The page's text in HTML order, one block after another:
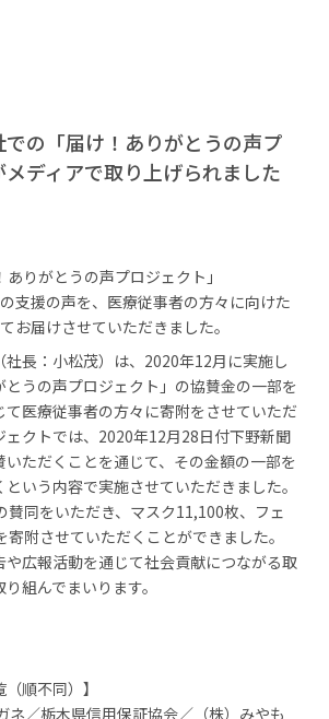
の「届け！ありがとうの声プ
ディアで取り上げられました
ありがとうの声プロジェクト」
⽀援の声を、医療従事者の⽅々に向けた
お届けさせていただきました。
⻑：⼩松茂）は、2020年12⽉に実施し
とうの声プロジェクト」の協賛⾦の⼀部を
医療従事者の⽅々に寄附をさせていただ
ェクトでは、2020年12⽉28⽇付下野新聞
ただくことを通じて、その⾦額の⼀部を
いう内容で実施させていただきました。
賛同をいただき、マスク11,100枚、フェ
附させていただくことができました。
や広報活動を通じて社会貢献につながる取
組んでまいります。
順不同）】
ネ／栃⽊県信⽤保証協会／（株）みやも